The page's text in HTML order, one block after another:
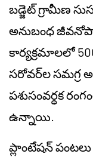
బడ్జెట్ గ్రామీణ
అనుబంధ
కార్యక్రమాలలో
సరోవర్‌ల సమగ్ర
పశుసంవర్ధక
ఉన్నాయి.
ప్లాంటేషన్